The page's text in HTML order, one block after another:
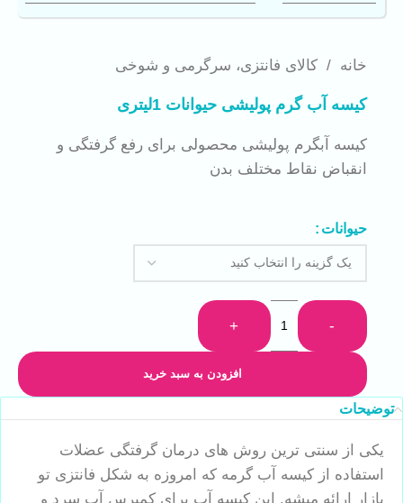
خانه / کالای فانتزی، سرگرمی و شوخی
کیسه آب گرم پولیشی حیوانات 1لیتری
کیسه آبگرم پولیشی محصولی برای رفع گرفتگی و
انقباض نقاط مختلف بدن
حیوانات
-
+
افزودن به سبد خرید
توضیحات
یکی از سنتی ترین روش های درمان گرفتگی عضلات
استفاده از کیسه آب گرمه که امروزه به شکل فانتزی تو
بازار ارائه میشه. این کیسه آب برای کمپرس آب سرد و